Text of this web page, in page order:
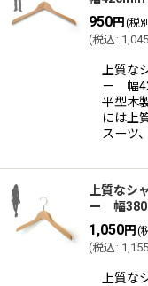
950円 (税
(税込 : 1,045
上質な
ー 幅
平型木
には上
スーツ
上質なシ
ー 幅
1,050円 (
(税込 : 1,155
上質な